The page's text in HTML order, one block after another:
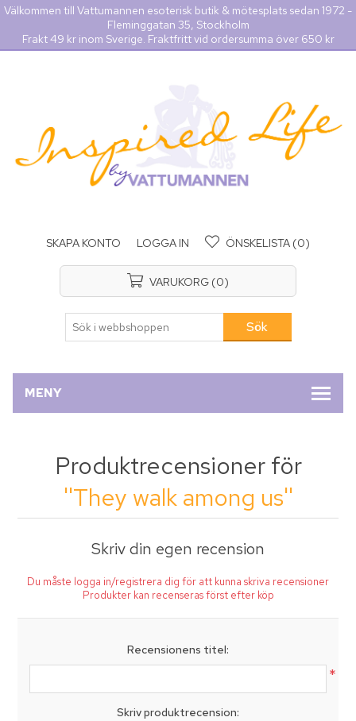
Välkommen till Vattumannen esoterisk butik & mötesplats sedan 1972 -
Fleminggatan 35, Stockholm
Frakt 49 kr inom Sverige. Fraktfritt vid ordersumma över 650 kr
SKAPA KONTO LOGGA IN ÖNSKELISTA (0)
VARUKORG (0)
MENY
Produktrecensioner för
They walk among us
Skriv din egen recension
Du måste logga in/registrera dig för att kunna skriva recensioner
Produkter kan recenseras först efter köp
Recensionens titel:
*
Skriv produktrecension: